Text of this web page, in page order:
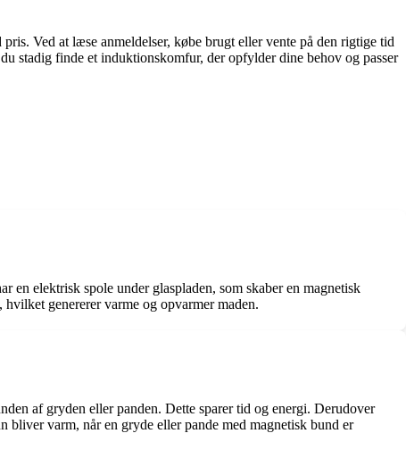
Ved at læse anmeldelser, købe brugt eller vente på den rigtige tid
stadig finde et induktionskomfur, der opfylder dine behov og passer
elektrisk spole under glaspladen, som skaber en magnetisk
genererer varme og opvarmer maden.
af gryden eller panden. Dette sparer tid og energi. Derudover
varm, når en gryde eller pande med magnetisk bund er